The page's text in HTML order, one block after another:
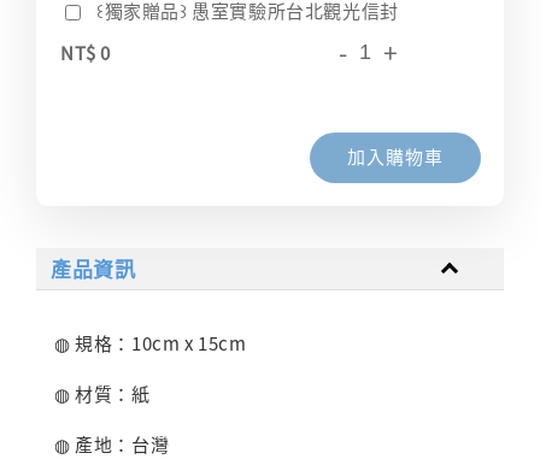
꒰獨家贈品꒱ 愚室實驗所台北觀光信封
NT$ 0
- +
加入購物車
產品資訊
◍ 規格：10cm x 15cm
◍ 材質：紙
◍ 產地：台灣